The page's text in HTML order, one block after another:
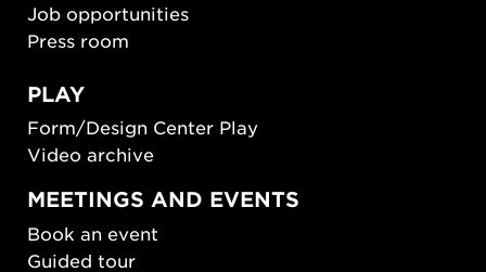
Job opportunities
Press room
PLAY
Form/Design Center Play
Video archive
MEETINGS AND EVENTS
Book an event
Guided tour